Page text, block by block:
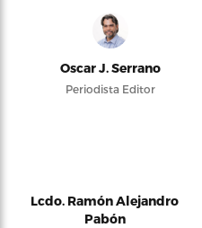
Oscar J. Serrano
Periodista Editor
Lcdo. Ramón Alejandro
Pabón